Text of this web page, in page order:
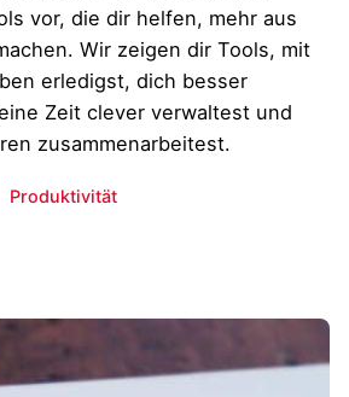
vor, die dir helfen, mehr aus
Wir zeigen dir Tools, mit
erledigst, dich besser
Zeit clever verwaltest und
zusammenarbeitest.
Produktivität